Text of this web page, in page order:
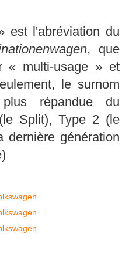
est l'abréviation du
, que
« multi-usage » et
le surnom
répandue du
Split), Type 2 (le
dernière génération